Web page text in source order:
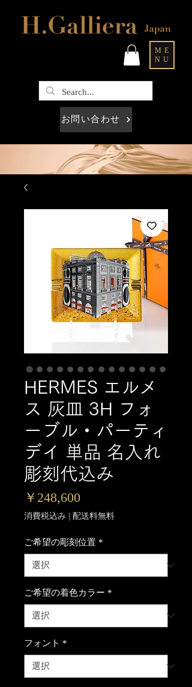
ME
NU
お問い合わせ
HERMES エルメ
ス 灰皿 3H フォ
ーブル・パーティ
デイ 単品 名入れ
彫刻代込み
￥248,600価
格
消費税込み | 配送料無料
ご希望の彫刻位置 *
ご希望の着色カラー *
フォント *